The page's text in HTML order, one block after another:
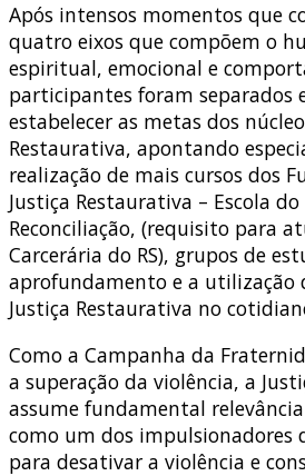
Após intensos momentos que
quatro eixos que compõem o
espiritual, emocional e
participantes foram separados
estabelecer as metas dos
Restaurativa, apontando
realização de mais cursos dos
Justiça Restaurativa – Escola
Reconciliação, (requisito para
Carcerária do RS), grupos de
aprofundamento e a utilização
Justiça Restaurativa no
Como a Campanha da
a superação da violência, a
assume fundamental
como um dos impulsionadores
para desativar a violência e